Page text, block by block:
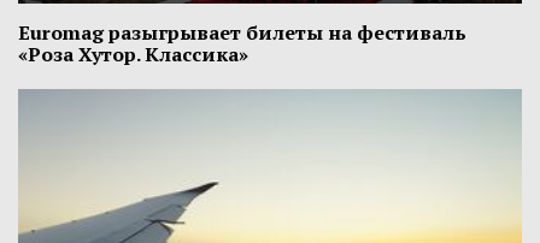
Euromag разыгрывает билеты на фестиваль
«Роза Хутор. Классика»